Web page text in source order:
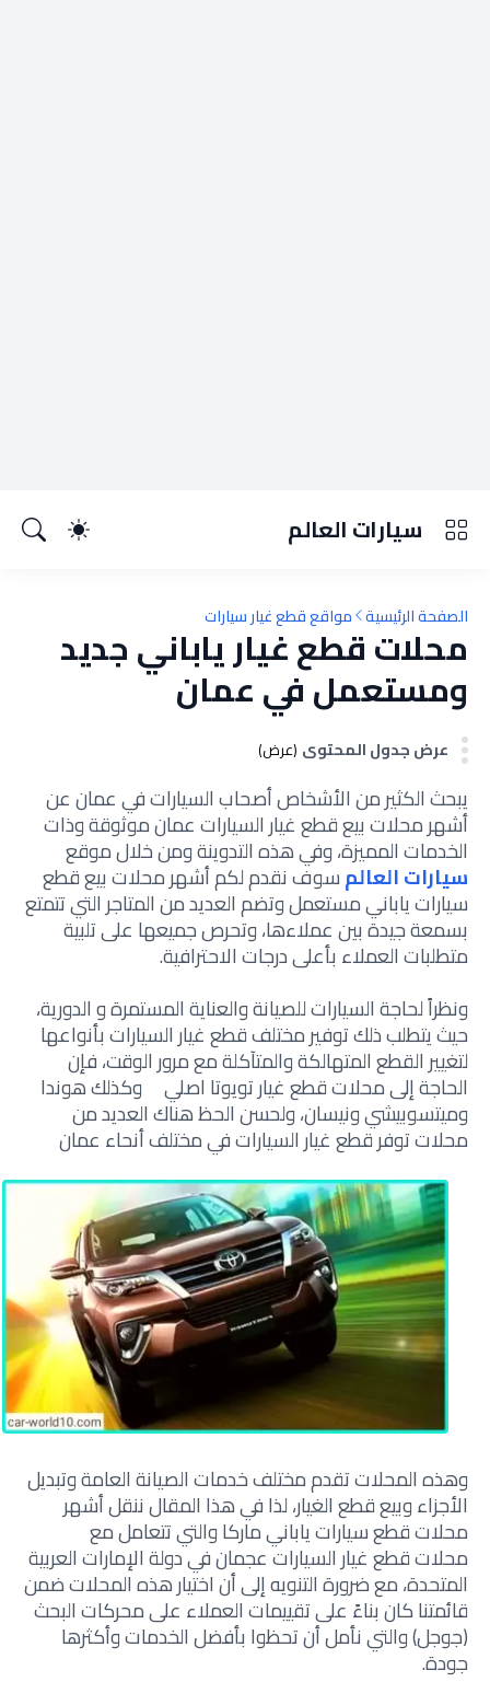
سيارات العالم
الصفحة الرئيسية مواقع قطع غيار سيارات
محلات قطع غيار ياباني جديد
ومستعمل في عمان
عرض جدول المحتوى (عرض)
يبحث الكثير من الأشخاص أصحاب السيارات في عمان عن
أشهر محلات بيع قطع غيار السيارات عمان موثوقة وذات
الخدمات المميزة، وفي هذه التدوينة ومن خلال موقع
سيارات العالمسوف نقدم لكم أشهر محلات بيع قطع
سيارات ياباني مستعمل وتضم العديد من المتاجر التي تتمتع
بسمعة جيدة بين عملاءها، وتحرص جميعها على تلبية
متطلبات العملاء بأعلى درجات الاحترافية.
ونظراً لحاجة السيارات للصيانة والعناية المستمرة و الدورية،
حيث يتطلب ذلك توفير مختلف قطع غيار السيارات بأنواعها
لتغيير القطع المتهالكة والمتآكلة مع مرور الوقت، فإن
الحاجة إلى محلات قطع غيار تويوتا اصلي وكذلك هوندا
وميتسوبيشي ونيسان، ولحسن الحظ هناك العديد من
محلات توفر قطع غيار السيارات في مختلف أنحاء عمان
وهذه المحلات تقدم مختلف خدمات الصيانة العامة وتبديل
الأجزاء وبيع قطع الغيار، لذا في هذا المقال ننقل أشهر
محلات قطع سيارات ياباني ماركا والتي تتعامل مع
محلات قطع غيار السيارات عجمان في دولة الإمارات العربية
المتحدة، مع ضرورة التنويه إلى أن اختيار هذه المحلات ضمن
قائمتنا كان بناءً على تقييمات العملاء على محركات البحث
(جوجل) والتي نأمل أن تحظوا بأفضل الخدمات وأكثرها
جودة.